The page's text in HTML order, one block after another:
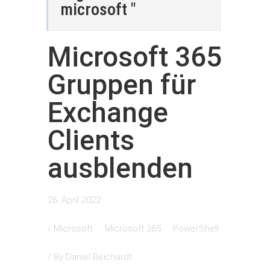
microsoft "
Microsoft 365
Gruppen für
Exchange
Clients
ausblenden
26. April 2022
/ Microsoft Microsoft 365 PowerShell
/ By Daniel Reichardt